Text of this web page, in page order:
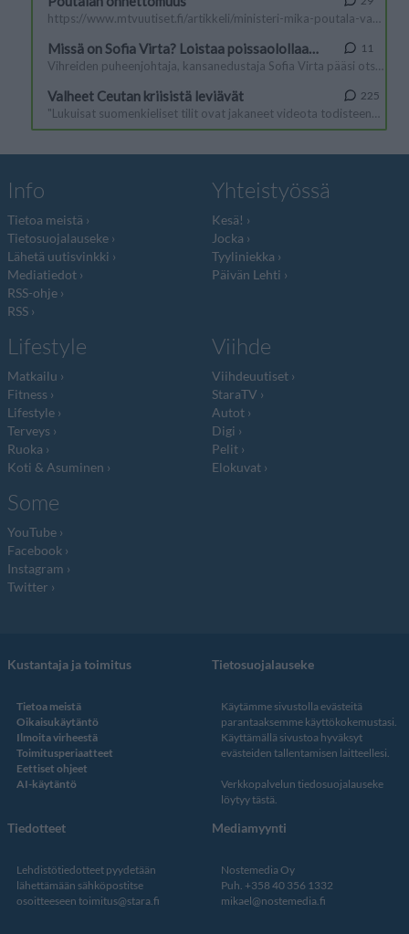
Info
Tietoa meistä
Tietosuojalauseke
Lähetä uutisvinkki
Mediatiedot
RSS-ohje
RSS
Yhteistyössä
Kesä!
Jocka
Tyyliniekka
Päivän Lehti
Lifestyle
Matkailu
Fitness
Lifestyle
Terveys
Ruoka
Koti & Asuminen
Viihde
Viihdeuutiset
StaraTV
Autot
Digi
Pelit
Elokuvat
Some
YouTube
Facebook
Instagram
Twitter
Kustantaja ja toimitus
Tietoa meistä
Oikaisukäytäntö
Ilmoita virheestä
Toimitusperiaatteet
Eettiset ohjeet
AI-käytäntö
Tietosuojalauseke
Käytämme sivustolla evästeitä
parantaaksemme käyttökokemustasi.
Käyttämällä sivustoa hyväksyt
evästeiden tallentamisen laitteellesi.
Verkkopalvelun tiedosuojalauseke
löytyy tästä.
Tiedotteet
Lehdistötiedotteet pyydetään
lähettämään sähköpostitse
osoitteeseen toimitus@stara.fi
Mediamyynti
Nostemedia Oy
Puh. +358 40 356 1332
mikael@nostemedia.fi